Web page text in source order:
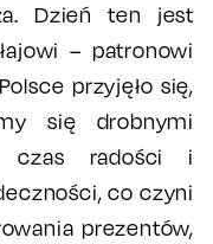
Dzień ten jest
– patronowi
przyjęło się,
się drobnymi
czas radości i
co czyni
prezentów,